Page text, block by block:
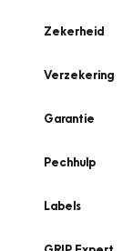
Zekerheid
Verzekering
Garantie
Pechhulp
Labels